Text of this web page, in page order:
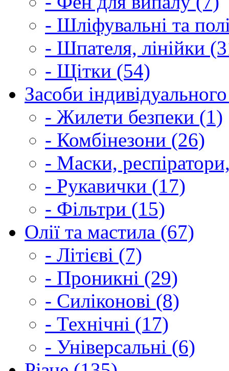
- Шліфувальні та
- Шпателя, лінійки
- Щітки (54)
Засоби
- Жилети безпеки (1)
- Комбінезони (26)
- Маски,
- Рукавички (17)
- Фільтри (15)
Олії та мастила (67)
- Літієві (7)
- Проникні (29)
- Силіконові (8)
- Технічні (17)
- Універсальні (6)